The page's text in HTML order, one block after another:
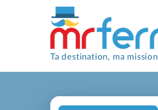
Ta destination, ma mission